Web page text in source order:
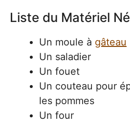
Liste du Matériel
Un moule à gâteau
Un saladier
Un fouet
Un couteau pour
les pommes
Un four